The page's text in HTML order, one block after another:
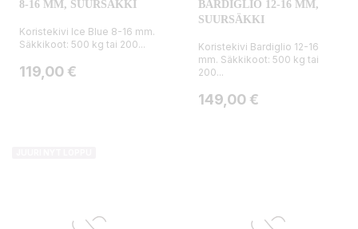
8-16 MM, SUURSÄKKI
Koristekivi Ice Blue 8-16 mm.
Säkkikoot: 500 kg tai 200...
Hinta
119,00 €
BARDIGLIO 12-16 MM,
SUURSÄKKI
Koristekivi Bardiglio 12-16
mm. Säkkikoot: 500 kg tai
200...
Hinta
149,00 €